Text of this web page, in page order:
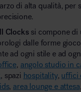
di alta qualità, per
Clocks si compone di
dalle forme
ad ogni stile e ad
, angolo studio in
, spazi hospitality, uffici
, area lounge e attesa